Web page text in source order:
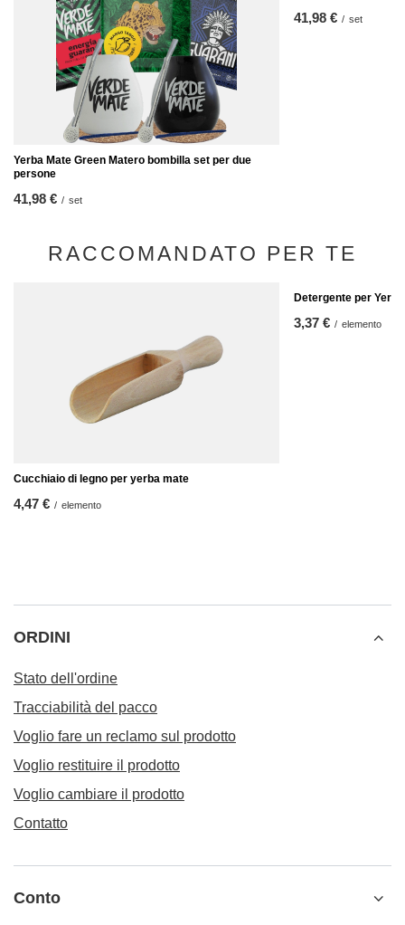
Yerba Mate Green Matero bombilla set per due
persone
41,98 € / set
41,98 € / set
RACCOMANDATO PER TE
Cucchiaio di legno per yerba mate
4,47 € / elemento
Detergente per
3,37 € / elemento
ORDINI
Stato dell'ordine
Tracciabilità del pacco
Voglio fare un reclamo sul prodotto
Voglio restituire il prodotto
Voglio cambiare il prodotto
Contatto
Conto